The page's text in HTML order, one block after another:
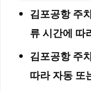
김포공항 주
류 시간에 따
김포공항 주
따라 자동 또